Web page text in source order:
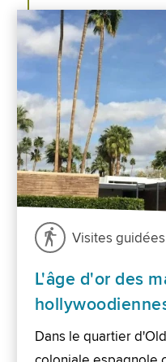
Visites
L'âge d'or des
Dans le quartier